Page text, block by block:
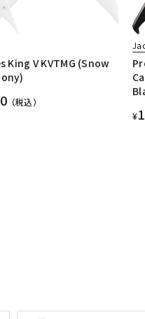
King V KVTMG (Snow
（税込）
¥